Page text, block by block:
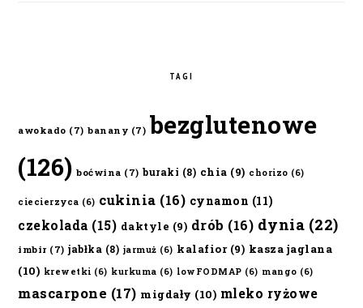
TAGI
awokado (7) banany (7) bezglutenowe
(126) boćwina (7) buraki (8) chia (9) chorizo (6)
ciecierzyca (6) cukinia (16) cynamon (11)
czekolada (15) daktyle (9) drób (16) dynia (22)
imbir (7) jabłka (8) jarmuż (6) kalafior(9) kasza jaglana
(10) krewetki (6) kurkuma (6) lowFODMAP (6) mango (6)
mascarpone (17) migdały (10) mleko ryżowe